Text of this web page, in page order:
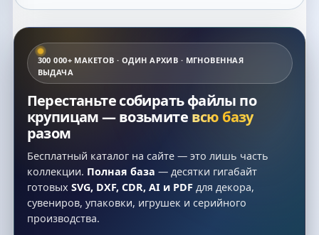
300 000+ МАКЕТОВ · ОДИН АРХИВ · МГНОВЕННАЯ
ВЫДАЧА
Перестаньте собирать файлы по
крупицам — возьмите всю базу
разом
Бесплатный каталог на сайте — это лишь часть
коллекции. Полная база — десятки гигабайт
готовых SVG, DXF, CDR, AI и PDFдля декора,
сувениров, упаковки, игрушек и серийного
производства.